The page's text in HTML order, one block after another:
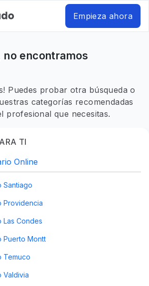
Empieza ahora
no encontramos
Puedes probar otra búsqueda o
categorías recomendadas
profesional que necesitas.
TI
Online
Santiago
Providencia
Las Condes
Puerto Montt
Temuco
Valdivia